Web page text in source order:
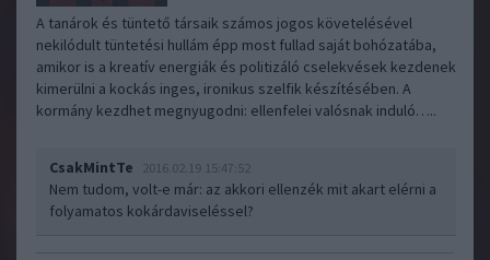
A tanárok és tüntető társaik számos jogos követelésével
nekilódult tüntetési hullám épp most fullad saját bohózatába,
amikor is a kreatív energiák és politizáló cselekvések kezdenek
kimerülni a kockás inges, ironikus szelfik készítésében. A
kormány kezdhet megnyugodni: ellenfelei valósnak induló…..
CsakMintTe 2016.02.19 15:47:52
Nem tudom, volt-e már: az akkori ellenzék mit akart elérni a
folyamatos kokárdaviseléssel?